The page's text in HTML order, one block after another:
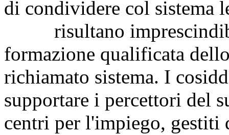
di condividere col sistema
risultano
formazione qualificata
richiamato sistema. I
supportare i percettori del
centri per l'impiego, gestiti